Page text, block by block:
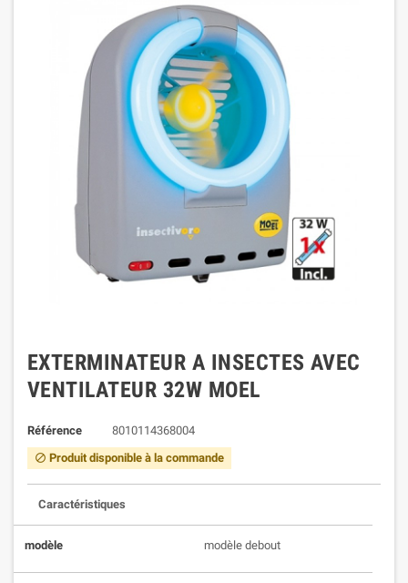
EXTERMINATEUR A INSECTES AVEC
VENTILATEUR 32W MOEL
Référence 8010114368004
block Produit disponible à la commande
Caractéristiques
modèle modèle debout